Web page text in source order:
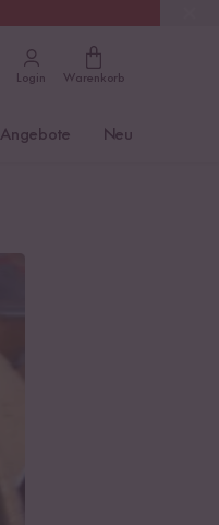
Login Warenkorb
Angebote Neu